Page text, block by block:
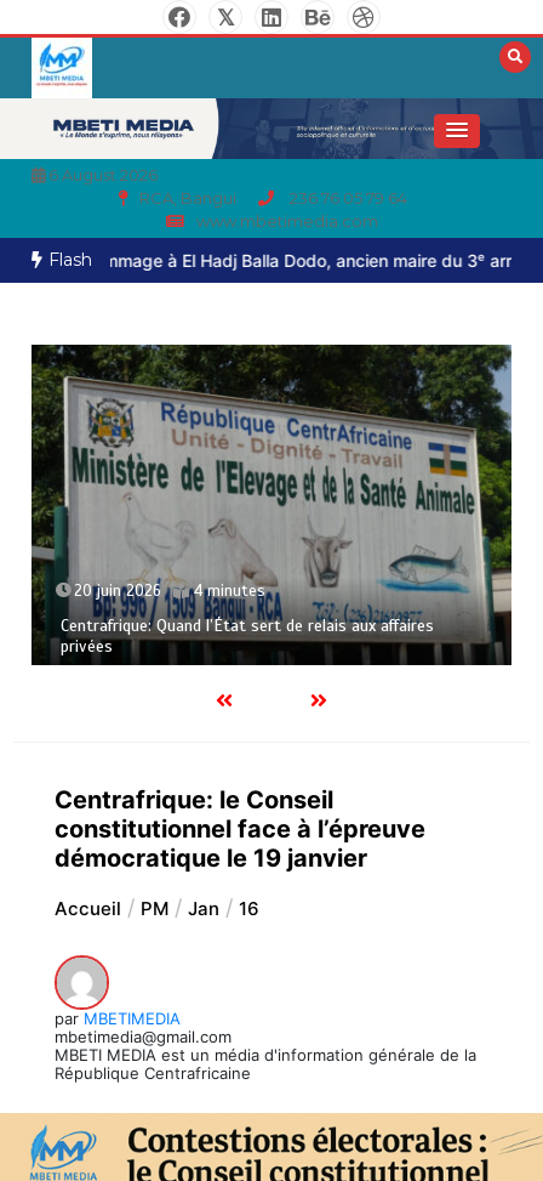
6 August 2026
RCA, Bangui
236 76 05 79 64
www.mbetimedia.com
Flashà El Hadj Balla Dodo, ancien maire du 3ᵉ arrondissement
20 juin 2026 4 minutes
Centrafrique: Quand l’État sert de relais aux affaires
privées
Centrafrique: le Conseil
constitutionnel face à l’épreuve
démocratique le 19 janvier
Accueil PM Jan 16
par MBETIMEDIA
mbetimedia@gmail.com
MBETI MEDIA est un média d'information générale de la
République Centrafricaine